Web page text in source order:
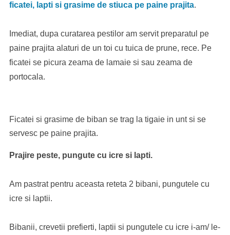
ficatei, lapti si grasime de stiuca pe paine prajita.
Imediat, dupa curatarea pestilor am servit preparatul pe
paine prajita alaturi de un toi cu tuica de prune, rece. Pe
ficatei se picura zeama de lamaie si sau zeama de
portocala.
Ficatei si grasime de biban se trag la tigaie in unt si se
servesc pe paine prajita.
Prajire peste, pungute cu icre si lapti.
Am pastrat pentru aceasta reteta 2 bibani, pungutele cu
icre si laptii.
Bibanii, crevetii prefierti, laptii si pungutele cu icre i-am/ le-